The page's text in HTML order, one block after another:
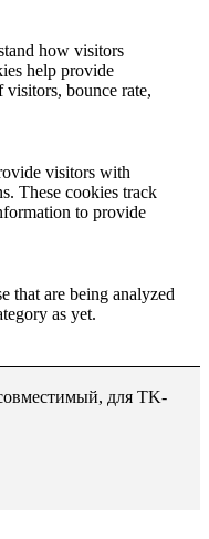
how visitors
help provide
bounce rate,
visitors with
These cookies track
to provide
that are being analyzed
as yet.
для TK-